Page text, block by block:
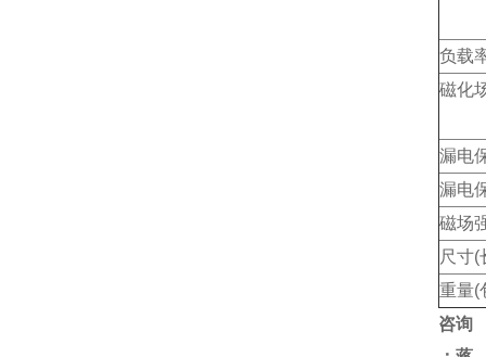
负载
磁化
漏电
漏电
磁场
尺寸(
重量(
咨询